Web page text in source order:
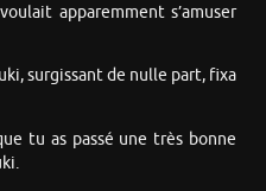
apparemment s’amuser
surgissant de nulle part, fixa
tu as passé une très bonne